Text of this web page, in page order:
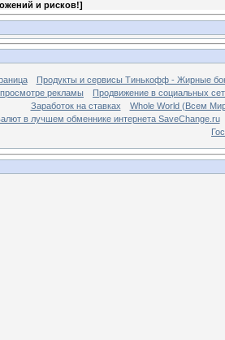
и рисков!]
Продукты и сервисы Тинькофф - Жирные
рекламы
Продвижение в социальных
Заработок на ставках
Whole World (Всем
в лучшем обменнике интернета SaveChange.ru